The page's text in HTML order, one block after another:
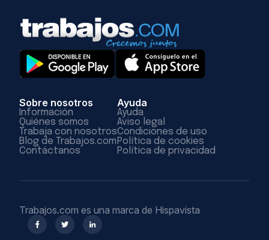
Sobre nosotros
Información
Quiénes somos
Trabaja con nosotros
Blog de Trabajos.com
Contáctanos
Ayuda
Ayuda
Aviso legal
Condiciones de uso
Política de cookies
Política de privacidad
Trabajos.com es una marca de Hispavista